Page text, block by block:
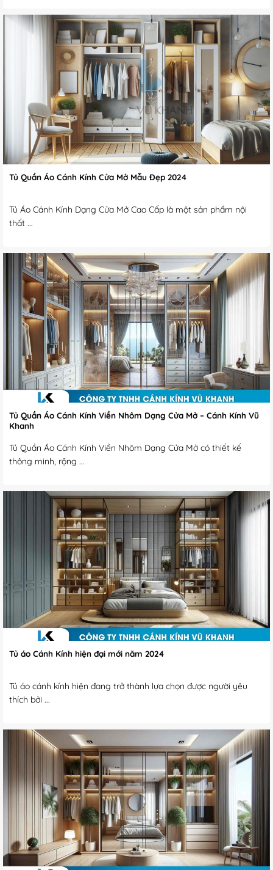
Tủ Quần Áo Cánh Kính Cửa Mở Mẫu Đẹp 2024
Tủ Áo Cánh Kính Dạng Cửa Mở Cao Cấp là một sản phẩm nội
thất ...
Tủ Quần Áo Cánh Kính Viền Nhôm Dạng Cửa Mở – Cánh Kính Vũ
Khanh
Tủ Quần Áo Cánh Kính Viền Nhôm Dạng Cửa Mở có thiết kế
thông minh, rộng ...
Tủ áo Cánh Kính hiện đại mới năm 2024
Tủ áo cánh kính hiện đang trở thành lựa chọn được người yêu
thích bởi ...